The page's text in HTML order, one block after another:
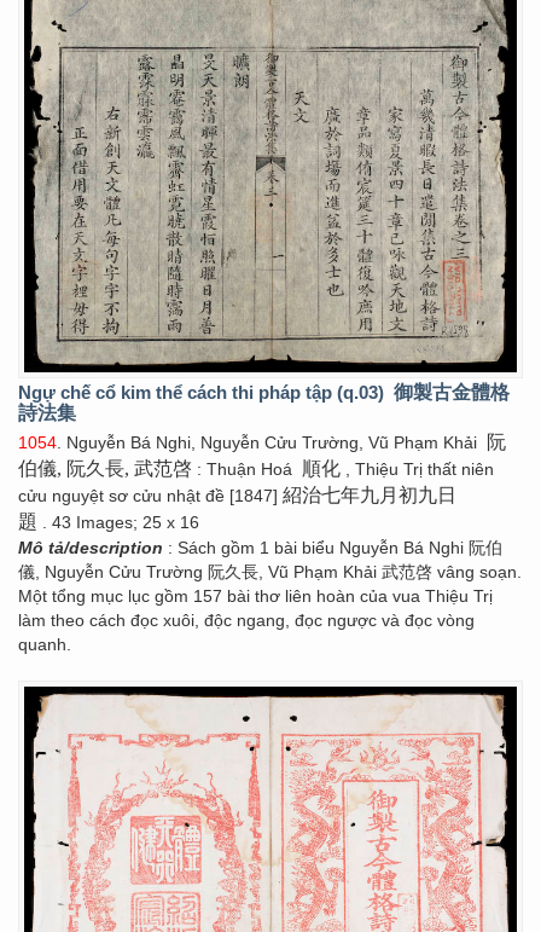
Ngự chế cổ kim thể cách thi pháp tập (q.03) 御製古金體格
詩法集
1054 . Nguyễn Bá Nghi, Nguyễn Cửu Trường, Vũ Phạm Khải
阮
伯儀, 阮久長, 武范啓 : Thuận Hoá 順化 , Thiệu Trị thất niên
cửu nguyệt sơ cửu nhật đề [1847] 紹治七年九月初九日
題
. 43 Images; 25 x 16
Mô tả/description : Sách gồm 1 bài biểu Nguyễn Bá Nghi 阮伯
儀, Nguyễn Cửu Trường 阮久長, Vũ Phạm Khải 武范啓 vâng soạn.
Một tổng mục lục gồm 157 bài thơ liên hoàn của vua Thiệu Trị
làm theo cách đọc xuôi, độc ngang, đọc ngược và đọc vòng
quanh.